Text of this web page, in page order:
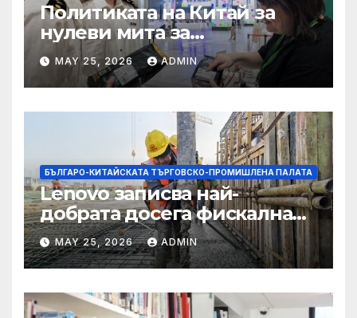
Политиката на Китай за
нулеви мита за
африканските страни е от
полза за кафе индустрията
MAY 25, 2026 ADMIN
БЪЛГАРО-КИТАЙСКАТА ТЪРГОВСКО-ПРОМИШЛЕНА ПАЛАТА
Lenovo записва най-
добрата досега фискална
година
MAY 25, 2026 ADMIN